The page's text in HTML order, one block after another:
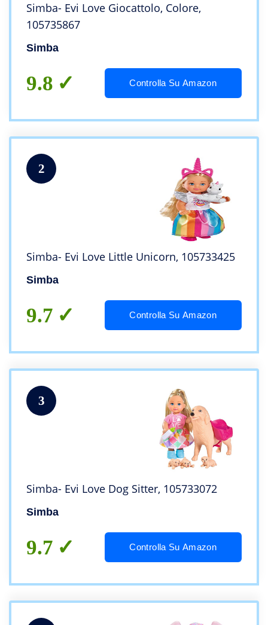
Simba- Evi Love Giocattolo, Colore,
105735867
Simba
9.8 Controlla Su Amazon
2
Simba- Evi Love Little Unicorn, 105733425
Simba
9.7 Controlla Su Amazon
3
Simba- Evi Love Dog Sitter, 105733072
Simba
9.7 Controlla Su Amazon